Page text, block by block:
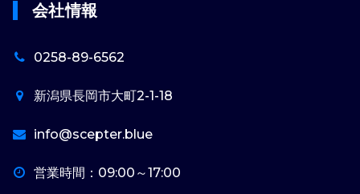
会社情報
0258-89-6562
新潟県長岡市大町2-1-18
info@scepter.blue
営業時間：09:00～17:00